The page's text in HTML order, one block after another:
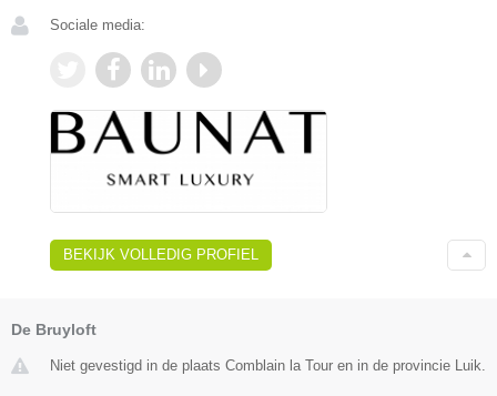
Sociale media:
BEKIJK VOLLEDIG PROFIEL
De Bruyloft
Niet gevestigd in de plaats Comblain la Tour en in de provincie Luik.